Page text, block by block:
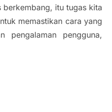
berkembang, itu tugas kita
memastikan cara yang
pengalaman pengguna,